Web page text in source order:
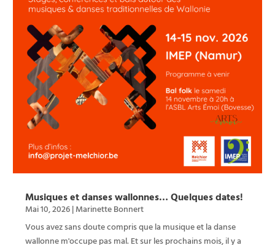
Musiques et danses wallonnes… Quelques dates!
Mai 10, 2026|Marinette Bonnert
Vous avez sans doute compris que la musique et la danse
wallonne m'occupe pas mal. Et sur les prochains mois, il y a